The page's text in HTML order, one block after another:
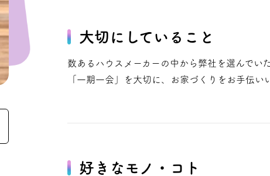
大切にしていること
数あるハウスメーカーの中から弊社を選んでい
「一期一会」を大切に、お家づくりをお手伝い
好きなモノ・コト